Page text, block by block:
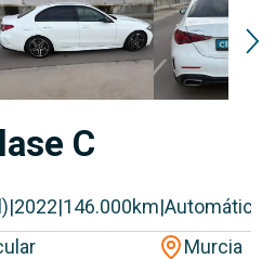
C
|2022|146.000km|Automático
Murcia